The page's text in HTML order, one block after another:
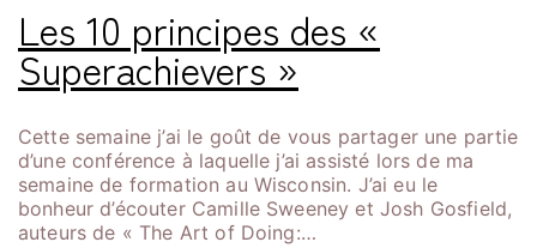
Les 10 principes des «
Superachievers »
Cette semaine j’ai le goût de vous partager une partie
d’une conférence à laquelle j’ai assisté lors de ma
semaine de formation au Wisconsin. J’ai eu le
bonheur d’écouter Camille Sweeney et Josh Gosfield,
auteurs de « The Art of Doing:…